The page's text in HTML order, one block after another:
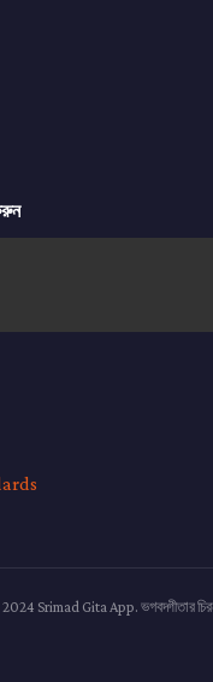
Srimad Gita App. ভগবদ্গীতার